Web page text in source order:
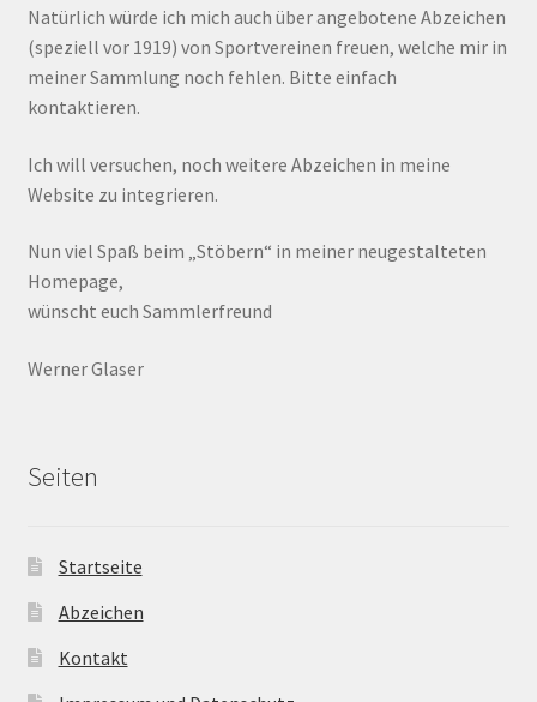
Natürlich würde ich mich auch über angebotene Abzeichen
(speziell vor 1919) von Sportvereinen freuen, welche mir in
meiner Sammlung noch fehlen. Bitte einfach
kontaktieren.
Ich will versuchen, noch weitere Abzeichen in meine
Website zu integrieren.
Nun viel Spaß beim „Stöbern“ in meiner neugestalteten
Homepage,
wünscht euch Sammlerfreund
Werner Glaser
Seiten
Startseite
Abzeichen
Kontakt